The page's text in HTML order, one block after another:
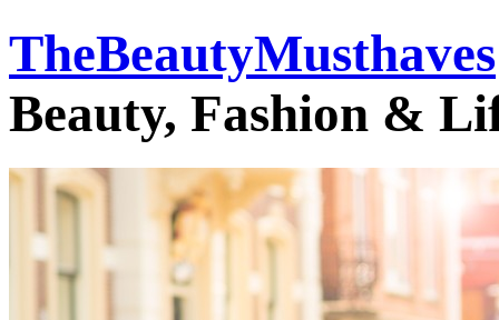
TheBeautyMusthaves
Beauty, Fashion &